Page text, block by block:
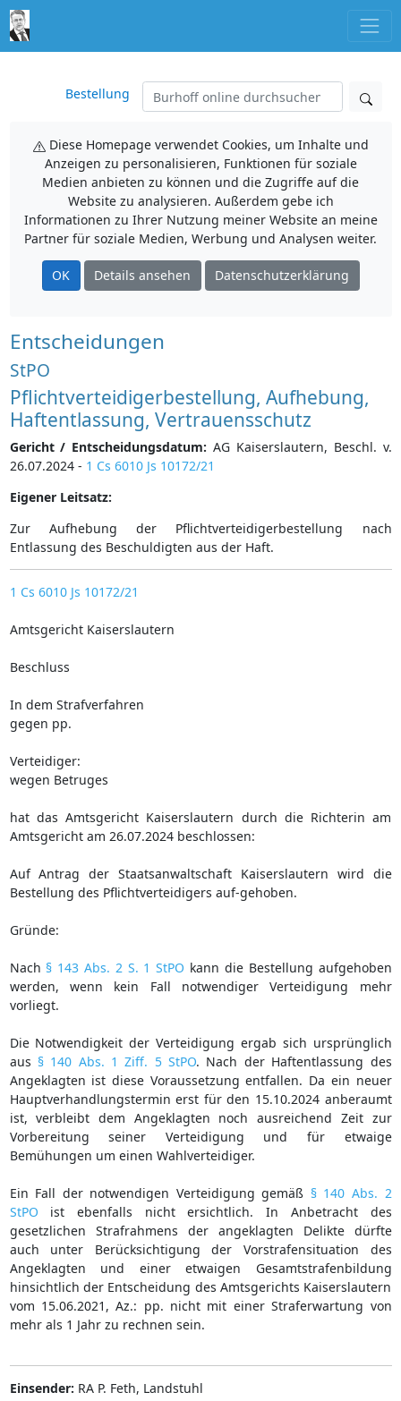
Bestellung
Diese Homepage verwendet Cookies, um Inhalte und
Anzeigen zu personalisieren, Funktionen für soziale
Medien anbieten zu können und die Zugriffe auf die
Website zu analysieren. Außerdem gebe ich
Informationen zu Ihrer Nutzung meiner Website an meine
Partner für soziale Medien, Werbung und Analysen weiter.
OK Details ansehen Datenschutzerklärung
Entscheidungen
StPO
Pflichtverteidigerbestellung, Aufhebung,
Haftentlassung, Vertrauensschutz
Gericht / Entscheidungsdatum: AG Kaiserslautern, Beschl. v.
26.07.2024 - 1 Cs 6010 Js 10172/21
Eigener Leitsatz:
Zur Aufhebung der Pflichtverteidigerbestellung nach
Entlassung des Beschuldigten aus der Haft.
1 Cs 6010 Js 10172/21
Amtsgericht Kaiserslautern
Beschluss
In dem Strafverfahren
gegen pp.
Verteidiger:
wegen Betruges
hat das Amtsgericht Kaiserslautern durch die Richterin am
Amtsgericht am 26.07.2024 beschlossen:
Auf Antrag der Staatsanwaltschaft Kaiserslautern wird die
Bestellung des Pflichtverteidigers auf-gehoben.
Gründe:
Nach § 143 Abs. 2 S. 1 StPO kann die Bestellung aufgehoben
werden, wenn kein Fall notwendiger Verteidigung mehr
vorliegt.
Die Notwendigkeit der Verteidigung ergab sich ursprünglich
aus § 140 Abs. 1 Ziff. 5 StPO. Nach der Haftentlassung des
Angeklagten ist diese Voraussetzung entfallen. Da ein neuer
Hauptverhandlungstermin erst für den 15.10.2024 anberaumt
ist, verbleibt dem Angeklagten noch ausreichend Zeit zur
Vorbereitung seiner Verteidigung und für etwaige
Bemühungen um einen Wahlverteidiger.
Ein Fall der notwendigen Verteidigung gemäß § 140 Abs. 2
StPO ist ebenfalls nicht ersichtlich. In Anbetracht des
gesetzlichen Strafrahmens der angeklagten Delikte dürfte
auch unter Berücksichtigung der Vorstrafensituation des
Angeklagten und einer etwaigen Gesamtstrafenbildung
hinsichtlich der Entscheidung des Amtsgerichts Kaiserslautern
vom 15.06.2021, Az.: pp. nicht mit einer Straferwartung von
mehr als 1 Jahr zu rechnen sein.
Einsender: RA P. Feth, Landstuhl